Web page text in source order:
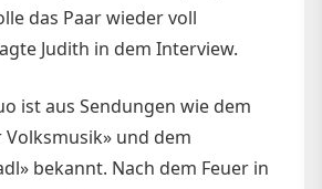
das Paar wieder voll
Judith in dem Interview.
ist aus Sendungen wie dem
Volksmusik» und dem
bekannt. Nach dem Feuer in